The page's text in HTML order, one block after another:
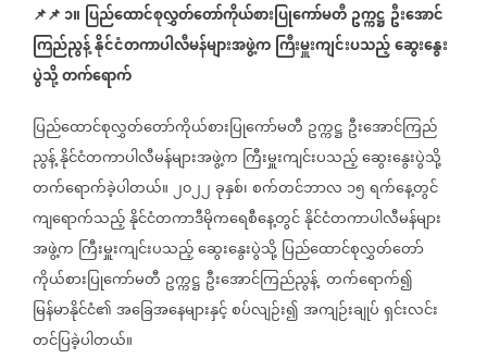
📌📌၁။ ပြည်ထောင်စုလွှတ်တော်ကိုယ်စားပြုကော်မတီဥက္ကဋ္ဌ ဦးအောင်
ကြည်ညွန့်နိုင်ငံတကာပါလီမန်များအဖွဲ့ကကြီးမှူးကျင်းပသည့်ဆွေးနွေး
ပွဲသို့တက်ရောက်
ပြည်ထောင်စုလွှတ်တော်ကိုယ်စားပြုကော်မတီ ဥက္ကဋ္ဌ ဦးအောင်ကြည်
ညွန့်နိုင်ငံတကာပါလီမန်များအဖွဲ့က ကြီးမှူးကျင်းပသည့်ဆွေးနွေးပွဲသို့
တက်ရောက်ခဲ့ပါတယ်။၂၀၂၂ခုနှစ်၊စက်တင်ဘာလ ၁၅ရက်နေ့တွင်
ကျရောက်သည့်နိုင်ငံတကာဒီမိုကရေစီနေ့တွင်နိုင်ငံတကာပါလီမန်များ
အဖွဲ့က ကြီးမှူးကျင်းပသည့်ဆွေးနွေးပွဲသို့ပြည်ထောင်စုလွှတ်တော်
ကိုယ်စားပြုကော်မတီ ဥက္ကဋ္ဌ ဦးအောင်ကြည်ညွန့် တက်ရောက်၍
မြန်မာနိုင်ငံ၏အခြေအနေများနှင့်စပ်လျဉ်း၍အကျဉ်းချုပ်ရှင်းလင်း
တင်ပြခဲ့ပါတယ်။